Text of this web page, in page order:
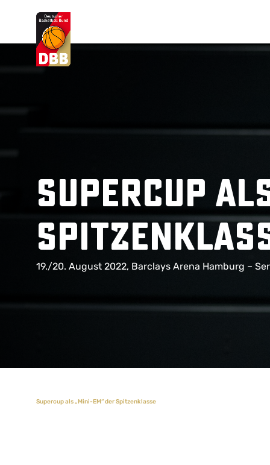
Suchvorschläge
Supercup
19./20. August 2022, Barclays Arena Hamburg –
Supercup als „Mini-EM“ der Spitzenklasse